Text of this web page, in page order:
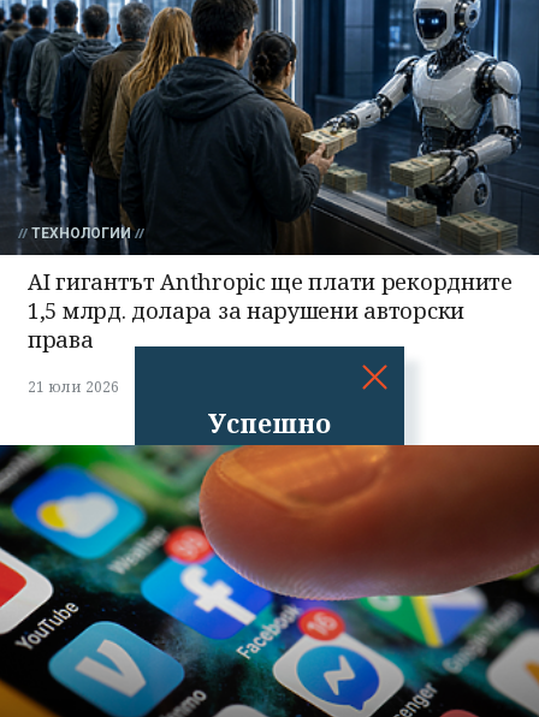
Успешно
излязохте от
профила си!
ТЕХНОЛОГИИ
AI гигантът Anthropic ще плати рекордните
1,5 млрд. долара за нарушени авторски
права
21 юли 2026